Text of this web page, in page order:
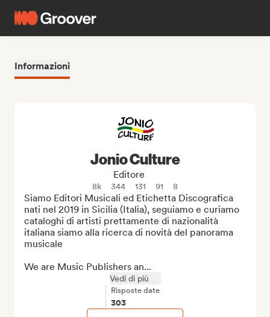
Informazioni
Jonio Culture
Editore
8k 344 131 91 8
Siamo Editori Musicali ed Etichetta Discografica
nati nel 2019 in Sicilia (Italia), seguiamo e curiamo
cataloghi di artisti prettamente di nazionalità
italiana siamo alla ricerca di novità del panorama
musicale
We are Music Publishers an...
Vedi di più
Risposte date
303